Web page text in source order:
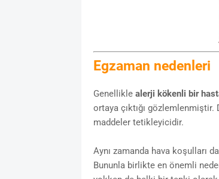
Egzaman nedenleri
Genellikle alerji kökenli bir
ortaya çıktığı gözlemlenmiştir.
maddeler tetikleyicidir.
Aynı zamanda hava koşulları
Bununla birlikte en önemli